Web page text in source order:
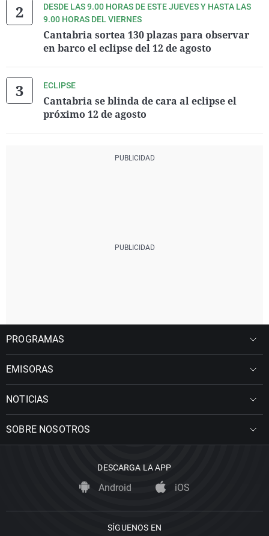
DESDE LAS 9.00 HORAS DE ESTE JUEVES Y HASTA LAS
9.00 HORAS DEL VIERNES
Cantabria sortea 130 plazas para observar
en barco el eclipse del 12 de agosto
ECLIPSE
Cantabria se blinda de cara al eclipse el
próximo 12 de agosto
PROGRAMAS
EMISORAS
NOTICIAS
SOBRE NOSOTROS
DESCARGA LA APP
Android iOS
SÍGUENOS EN